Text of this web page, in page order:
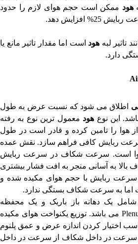
هود ممکن است حجم هوای لازم را حدود
تاثیر لبه هود است اما مقدار تاثیر مانع یا
دارد.
اطلاق می شود که نسبت عرض به طول
هود معمول ترین نوع به رفته
هوا را تامین کرده و قادر است در طول
ربایش کافی فراهم سازد. نقش عمده
هوا است. سرعت شکاف در سرعت ربایش
به آسانی منجر به افت فشار بیشتری
ربایش با حجم هوای مکیده شده و
به سرعت شکاف بستگی ندارد.
شامل یک دهانه باز باریک و یک محفظه
می باشد. توزیع یکنواخت هوای مکیده
اختیار کردن اندازه عرض و عمق پلنوم
در داخل شکاف از سرعت در داخل